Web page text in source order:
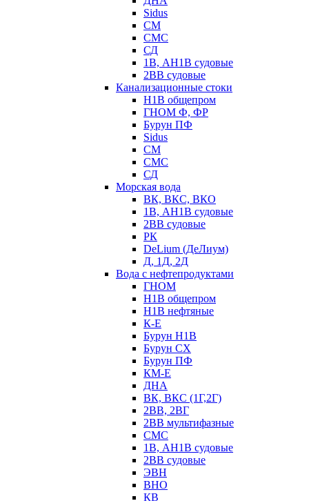
Sidus
СМ
СМС
СД
1В, АН1В судовые
2ВВ судовые
Канализационные стоки
Н1В общепром
ГНОМ Ф, ФР
Бурун ПФ
Sidus
СМ
СМС
СД
Морская вода
ВК, ВКС, ВКО
1В, АН1В судовые
2ВВ судовые
РК
DeLium (ДеЛиум)
Д, 1Д, 2Д
Вода с нефтепродуктами
ГНОМ
Н1В общепром
Н1В нефтяные
К-Е
Бурун Н1В
Бурун СХ
Бурун ПФ
КМ-Е
ДНА
ВК, ВКС (1Г,2Г)
2ВВ, 2ВГ
2ВВ мультифазные
СМС
1В, АН1В судовые
2ВВ судовые
ЭВН
ВНО
КВ